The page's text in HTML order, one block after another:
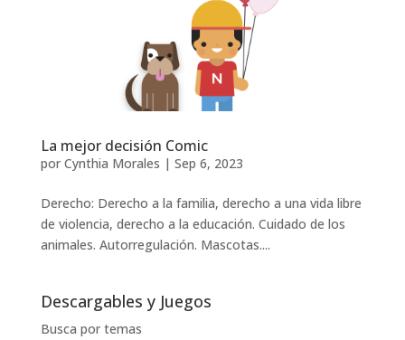
La mejor decisión Comic
por Cynthia Morales | Sep 6, 2023
Derecho: Derecho a la familia, derecho a una vida libre
de violencia, derecho a la educación. Cuidado de los
animales. Autorregulación. Mascotas....
Descargables y Juegos
Busca por temas